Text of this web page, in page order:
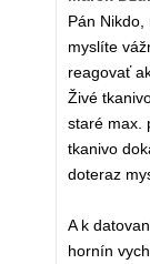
Pán
myslíte
reagovať
Živé
staré max.
tkanivo
doteraz
A k
hornín